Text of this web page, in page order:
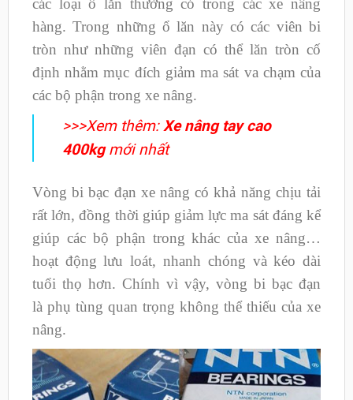
các loại ổ lăn thường có trong các xe nâng
hàng. Trong những ổ lăn này có các viên bi
tròn như những viên đạn có thể lăn tròn cố
định nhằm mục đích giảm ma sát va chạm của
các bộ phận trong xe nâng.
>>>Xem thêm:Xe nâng tay cao
400kgmới nhất
Vòng bi bạc đạn xe nâng có khả năng chịu tải
rất lớn, đồng thời giúp giảm lực ma sát đáng kể
giúp các bộ phận trong khác của xe nâng…
hoạt động lưu loát, nhanh chóng và kéo dài
tuổi thọ hơn. Chính vì vậy, vòng bi bạc đạn
là phụ tùng quan trọng không thể thiếu của xe
nâng.